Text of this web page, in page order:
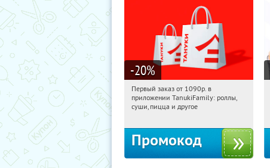
-20%
11:49:57 Получили:
Россия
Первый заказ от 1090р. в
приложении TanukiFamily: роллы,
суши, пицца и другое
Промокод